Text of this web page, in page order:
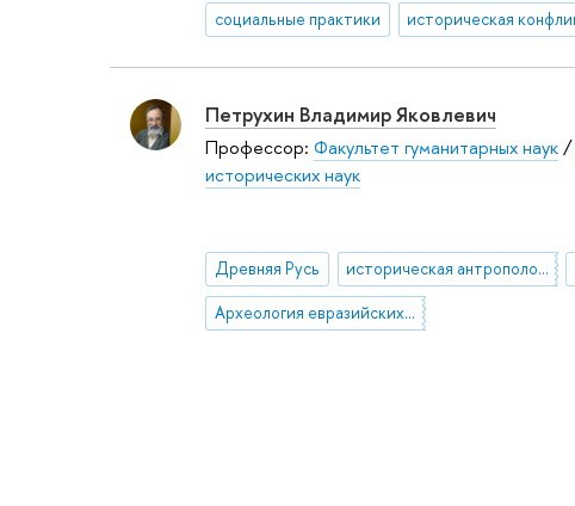
социальные практики
Петрухин Владимир Яковлевич
Профессор: Факультет гуманитарных наук/
исторических наук
Древняя Русь историческая антропология
Археология евразийских степей